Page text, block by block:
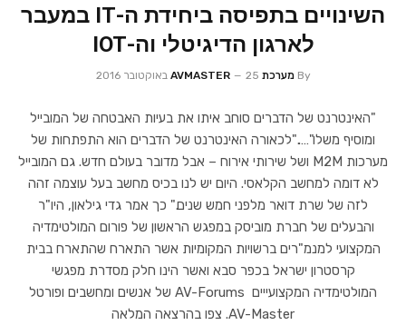
השינויים בתפיסה ביחידת ה-IT במעבר
לארגון הדיגיטלי וה-IOT
By מערכת AVMASTER 25 באוקטובר 2016
"האינטרנט של הדברים סוחב איתו את בעיות האבטחה של המובייל
ומוסיף משלו"….."לכאורה האינטרנט של הדברים הוא התפתחות של
מערכות M2M ושל שירותי אירוח – אבל מדובר בעולם חדש. גם המובייל
לא דומה למחשב הקלאסי. היום יש לנו בכיס מחשב בעל עוצמה זהה
לזה של שרת דואר מלפני חמש שנים." כך אמר גדי גילאון, היו"ר
והבעלים של חברת מוביסק במפגש הראשון של פורום המולטימדיה
המקצועי למנמ"רים ברשויות המקומיות אשר התארח שהתארח בבית
קרסטרון ישראל בכפר סבא ואשר הינו חלק מסדרת מפגשי
המולטימדיה המקצועייים AV-Forums של אנשים ומחשבים ופורטל
AV-Master. צפו בהרצאה המלאה